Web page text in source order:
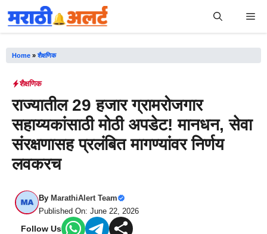
Skip
to
Home »शैक्षणिक
शैक्षणिक
राज्यातील 29 हजार ग्रामरोजगार
सहाय्यकांसाठी मोठी अपडेट! मानधन, सेवा
संरक्षणासह प्रलंबित मागण्यांवर निर्णय
लवकरच
By MarathiAlert Team
Published On: June 22, 2026
Follow Us